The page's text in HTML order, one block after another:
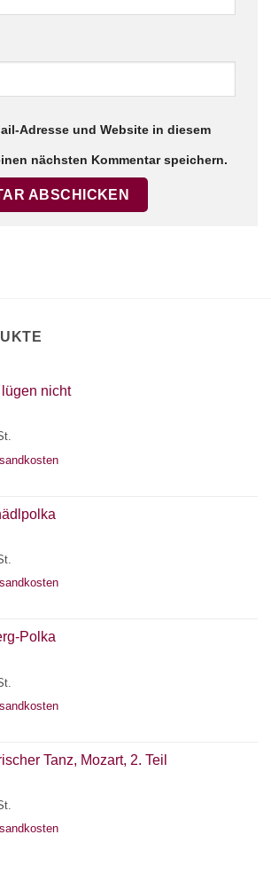
Adresse und Website in diesem
nächsten Kommentar speichern.
nicht
Polka
Tanz, Mozart, 2. Teil